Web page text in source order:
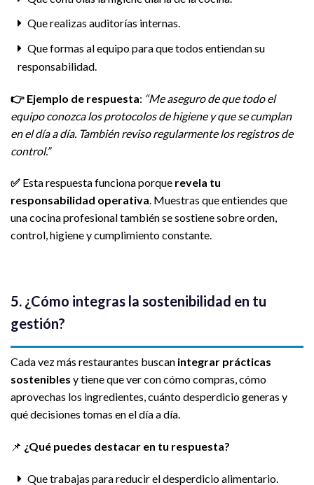
Que realizas auditorías internas.
Que formas al equipo para que todos entiendan su
responsabilidad.
👉 Ejemplo de respuesta: “Me aseguro de que todo el
equipo conozca los protocolos de higiene y que se cumplan
en el día a día. También reviso regularmente los registros de
control.”
✅ Esta respuesta funciona porque revela tu
responsabilidad operativa. Muestras que entiendes que
una cocina profesional también se sostiene sobre orden,
control, higiene y cumplimiento constante.
5. ¿Cómo integras la sostenibilidad en tu
gestión?
Cada vez más restaurantes buscan integrar prácticas
sostenibles y tiene que ver con cómo compras, cómo
aprovechas los ingredientes, cuánto desperdicio generas y
qué decisiones tomas en el día a día.
📌 ¿Qué puedes destacar en tu respuesta?
Que trabajas para reducir el desperdicio alimentario.